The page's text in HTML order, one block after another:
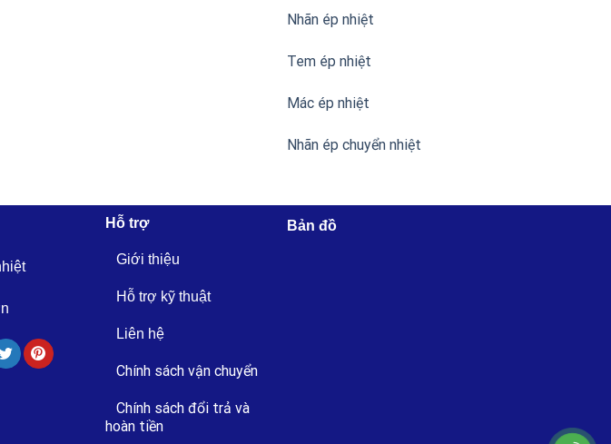
Nhãn ép nhiệt
Tem ép nhiệt
Mác ép nhiệt
Nhãn ép chuyển nhiệt
Hỗ trợ
Giới thiệu
Hỗ trợ kỹ thuật
Liên hệ
Chính sách vận chuyển
Chính sách đổi trả và
hoàn tiền
Bản đồ